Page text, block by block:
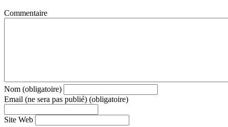
Commentaire
Nom (obligatoire)
Email (ne sera pas publié) (obligatoire)
Site Web